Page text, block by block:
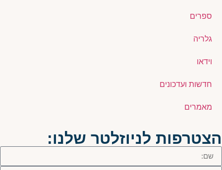
ספרים
גלריה
וידאו
חדשות ועדכונים
מאמרים
הצטרפות לניוזלטר שלנו: